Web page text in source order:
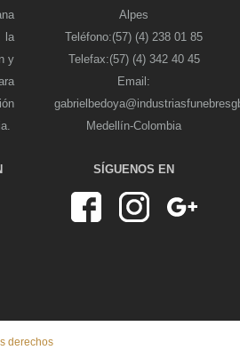
y
Alpes
Teléfono:(57) (4) 238 01 85
Telefax:(57) (4) 342 40 45
Email:
Medellín-Colombia
SÍGUENOS EN
derechos